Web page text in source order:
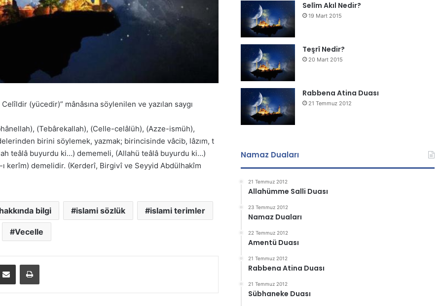
(yücedir)” mânâsına söylenilen ve yazılan saygı
(Tebârekallah), (Celle-celâlüh), (Azze-ismüh),
birini söylemek, yazmak; birincisinde vâcib, lâzım, t
teâlâ buyurdu ki…) dememeli, (Allahü teâlâ buyurdu ki…)
ı kerîm) demelidir. (Kerderî, Birgivî ve Seyyid Abdülhakîm
bilgi islami sözlük islami terimler
Vecelle
Selîm Akıl Nedir?
19 Mart 2015
Teşrî Nedir?
20 Mart 2015
Rabbena Atina Duası
21 Temmuz 2012
Namaz Duaları
21 Temmuz 2012
Allahümme Salli Duası
23 Temmuz 2012
Namaz Duaları
22 Temmuz 2012
Amentü Duası
21 Temmuz 2012
Rabbena Atina Duası
21 Temmuz 2012
Sübhaneke Duası